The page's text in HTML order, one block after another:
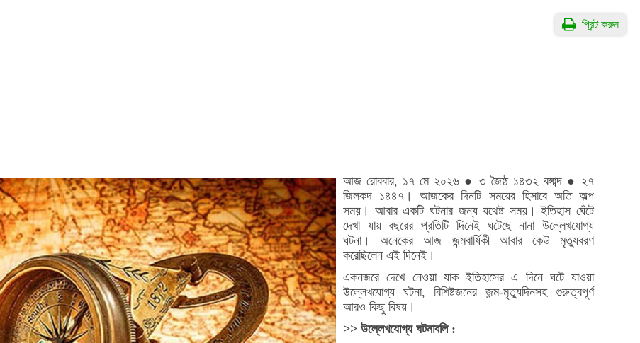
আজ রোববার, ১৭ মে ২০২৬ ● ৩ জৈষ্ঠ ১৪৩২ বঙ্গাব্দ ● ২৭
জিলকদ ১৪৪৭। আজকের দিনটি সময়ের হিসাবে অতি অল্প
সময়। আবার একটি ঘটনার জন্য যথেষ্ট সময়। ইতিহাস ঘেঁটে
দেখা যায় বছরের প্রতিটি দিনেই ঘটেছে নানা উল্লেখযোগ্য
ঘটনা। অনেকের আজ জন্মবার্ষিকী আবার কেউ মৃত্যুবরণ
করেছিলেন এই দিনেই।
একনজরে দেখে নেওয়া যাক ইতিহাসের এ দিনে ঘটে যাওয়া
উল্লেখযোগ্য ঘটনা, বিশিষ্টজনের জন্ম-মৃত্যুদিনসহ গুরুত্বপূর্ণ
আরও কিছু বিষয়।
>> উল্লেখযোগ্য ঘটনাবলি :
প্রিন্ট করুন